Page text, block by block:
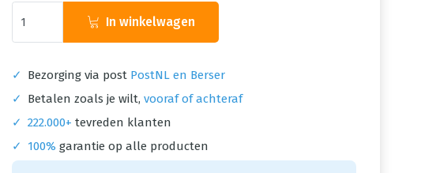
In winkelwagen
✓ Bezorging via post PostNL en Berser
✓
Betalen zoals je wilt, vooraf of achteraf
✓ 222.000+ tevreden klanten
✓
100% garantie op alle producten